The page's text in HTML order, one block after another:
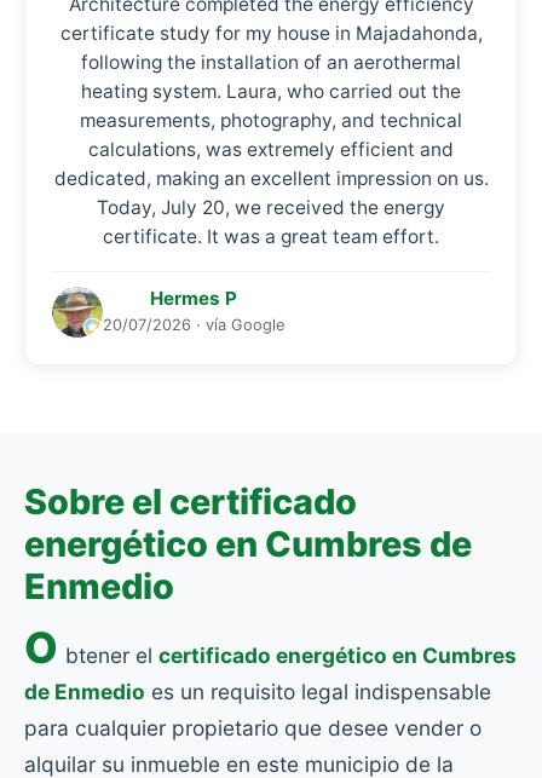
certificate study for my house in Majadahonda,
following the installation of an aerothermal
heating system. Laura, who carried out the
measurements, photography, and technical
calculations, was extremely efficient and
dedicated, making an excellent impression on us.
Today, July 20, we received the energy
certificate. It was a great team effort.
Hermes P
20/07/2026 · vía Google
Sobre el certificado
energético en Cumbres de
Enmedio
O btener el certificado energético en Cumbres
de Enmedio es un requisito legal indispensable
para cualquier propietario que desee vender o
alquilar su inmueble en este municipio de la